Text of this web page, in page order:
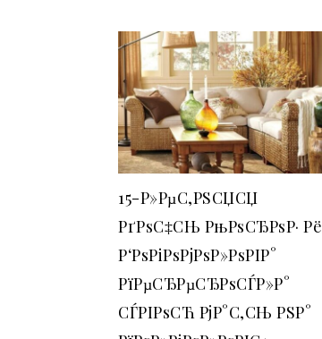
15-Р»РµС‚РЅСЏСЏ
РґРѕС‡СЊ РњРѕСЂРѕР· Рё
Р‘РѕРіРѕРјРѕР»РѕРІР°
РїРµСЂРµСЂРѕСЃР»Р°
СЃРІРѕСЋ РјР°С‚СЊ РЅР°